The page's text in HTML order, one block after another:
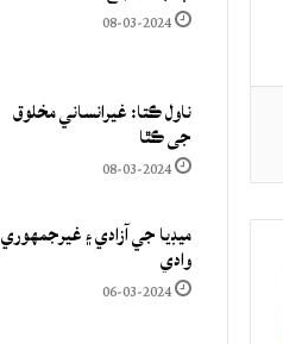
08-03-2024
ناول ڪتا: غيرانساني مخلوق
جي ڪٿا
08-03-2024
ميڊيا جي آزادي ۽ غيرجمھوري
وادي
06-03-2024